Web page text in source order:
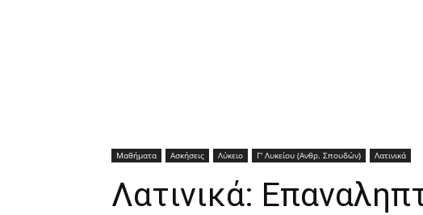
Μαθήματα Ασκήσεις Λύκειο Γ' Λυκείου (Ανθρ. Σπουδών) Λατινικά
Λατινικά: